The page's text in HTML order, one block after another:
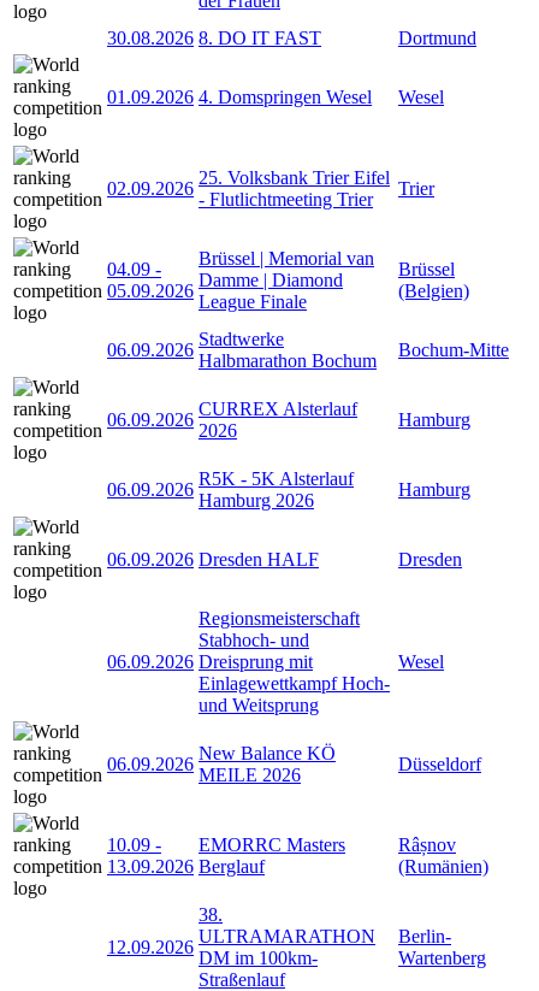
30.08.2026 8. DO IT FAST Dortmund
01.09.2026 4. Domspringen Wesel Wesel
02.09.2026
25. Volksbank Trier Eifel
- Flutlichtmeeting Trier
Trier
04.09 -
05.09.2026
Brüssel | Memorial van
Damme | Diamond
League Finale
Brüssel
(Belgien)
06.09.2026
Stadtwerke
Halbmarathon Bochum
Bochum-Mitte
06.09.2026
CURREX Alsterlauf
2026
Hamburg
06.09.2026
R5K - 5K Alsterlauf
Hamburg 2026
Hamburg
06.09.2026 Dresden HALF Dresden
06.09.2026
Regionsmeisterschaft
Stabhoch- und
Dreisprung mit
Einlagewettkampf Hoch-
und Weitsprung
Wesel
06.09.2026
New Balance KÖ
MEILE 2026
Düsseldorf
10.09 -
13.09.2026
EMORRC Masters
Berglauf
Râșnov
(Rumänien)
12.09.2026
38.
ULTRAMARATHON
DM im 100km-
Straßenlauf
Berlin-
Wartenberg